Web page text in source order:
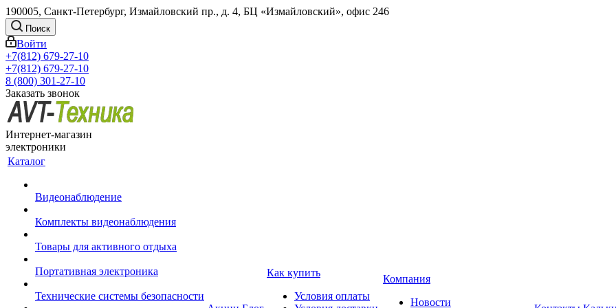
190005, Санкт-Петербург, Измайловский пр., д. 4, БЦ «Измайловский», офис 246
Поиск
Войти
+7(812) 679-27-10
+7(812) 679-27-10
8 (800) 301-27-10
Заказать звонок
Интернет-магазин
электроники
Каталог
Видеонаблюдение
Комплекты видеонаблюдения
Товары для активного отдыха
Портативная электроника
Технические системы безопасности
Как купить
Условия оплаты
Компания
Новости